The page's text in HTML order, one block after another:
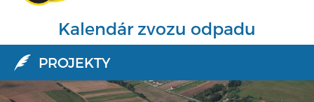
Kalendár zvozu odpadu
PROJEKTY